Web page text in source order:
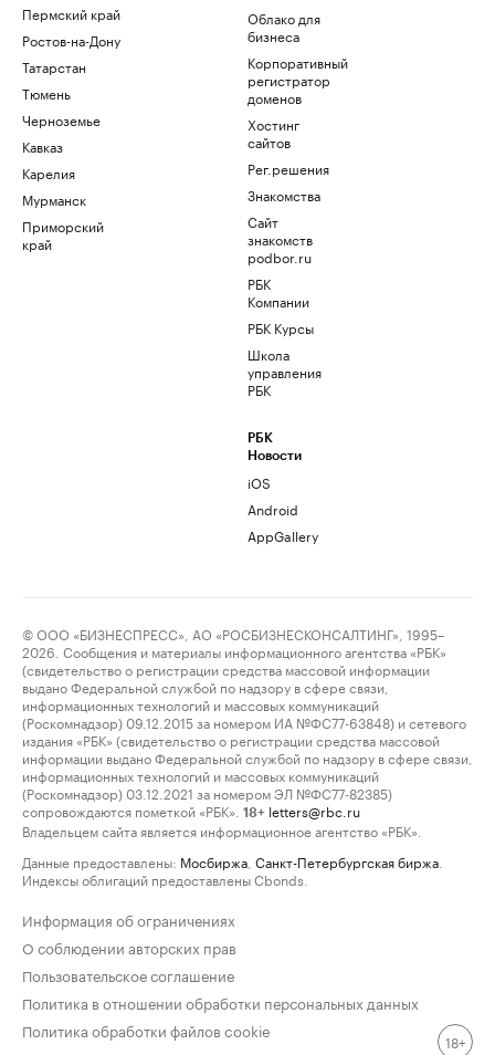
Пермский край
Ростов-на-Дону
Татарстан
Тюмень
Черноземье
Кавказ
Карелия
Мурманск
Приморский
край
Облако для
бизнеса
Корпоративный
регистратор
доменов
Хостинг
сайтов
Рег.решения
Знакомства
Сайт
знакомств
podbor.ru
РБК
Компании
РБК Курсы
Школа
управления
РБК
РБК
Новости
iOS
Android
AppGallery
© ООО «БИЗНЕСПРЕСС», АО «РОСБИЗНЕСКОНСАЛТИНГ», 1995–
2026. Сообщения и материалы информационного агентства «РБК»
(свидетельство о регистрации средства массовой информации
выдано Федеральной службой по надзору в сфере связи,
информационных технологий и массовых коммуникаций
(Роскомнадзор) 09.12.2015 за номером ИА №ФС77-63848) и сетевого
издания «РБК» (свидетельство о регистрации средства массовой
информации выдано Федеральной службой по надзору в сфере связи,
информационных технологий и массовых коммуникаций
(Роскомнадзор) 03.12.2021 за номером ЭЛ №ФС77-82385)
сопровождаются пометкой «РБК».
18+ letters@rbc.ru
Владельцем сайта является информационное агентство «РБК».
Данные предоставлены: Мосбиржа Санкт-Петербургская биржа
Индексы облигаций предоставлены Cbonds.
Информация об ограничениях
О соблюдении авторских прав
Пользовательское соглашение
Политика в отношении обработки персональных данных
Политика обработки файлов cookie
18+